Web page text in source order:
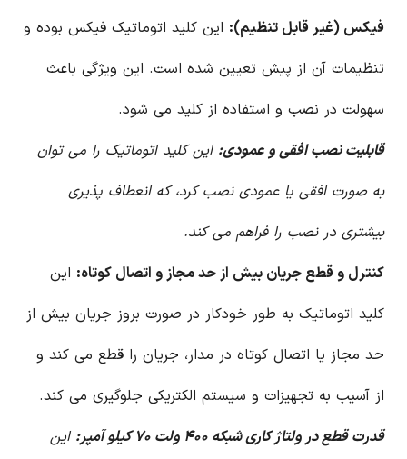
فیکس (غیر قابل تنظیم): این کلید اتوماتیک فیکس بوده و
تنظیمات آن از پیش تعیین شده است. این ویژگی باعث
سهولت در نصب و استفاده از کلید می شود.
قابلیت نصب افقی و عمودی: این کلید اتوماتیک را می توان
به صورت افقی یا عمودی نصب کرد، که انعطاف پذیری
بیشتری در نصب را فراهم می کند.
کنترل و قطع جریان بیش از حد مجاز و اتصال کوتاه: این
کلید اتوماتیک به طور خودکار در صورت بروز جریان بیش از
حد مجاز یا اتصال کوتاه در مدار، جریان را قطع می کند و
از آسیب به تجهیزات و سیستم الکتریکی جلوگیری می کند.
قدرت قطع در ولتاژ کاری شبکه ۴۰۰ ولت ۷۰ کیلو آمپر:
این